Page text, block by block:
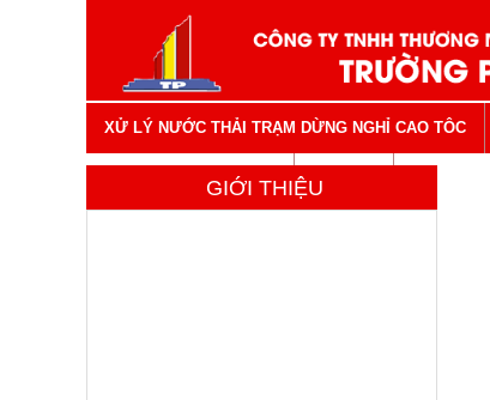
XỬ LÝ NƯỚC THẢI TRẠM DỪNG NGHỈ CAO TÔC
VẬT TƯ NGÀNH NƯỚC LIÊN HỆ
GIỚI THIỆU